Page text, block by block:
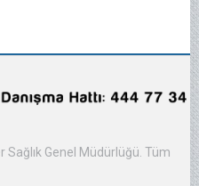
Genel Müdürlüğü. Tüm